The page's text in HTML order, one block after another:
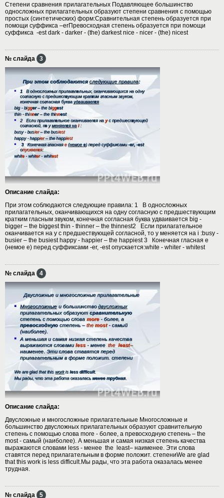
Степени сравнения прилагательных Подавляющее большинство
односложных прилагательных образуют степени сравнения с помощью
простых (синтетических) форм:Сравнительная степень образуется при
помощи суффикса –erПревосходная степень образуется при помощи
суффикса -est dark - darker - (the) darkest nice - nicer - (the) nicest
№ слайда 3
Описание слайда:
При этом соблюдаются следующие правила: 1 В односложных
прилагательных, оканчивающихся на одну согласную с предшествующим
кратким гласным звуком, конечная согласная буква удваивается big -
bigger – the biggest thin - thinner – the thinnest2 Если прилагательное
оканчивается на y с предшествующей согласной, то y меняется на i :busy -
busier – the busiest happy - happier – the happiest 3 Конечная гласная e
(немое e) перед суффиксами -er, -est опускается:white - whiter - whitest
№ слайда 4
Описание слайда:
Двусложные и многосложные прилагательные Многосложные и
большинство двусложных прилагательных образуют сравнительную
степень с помощью слова more - более, а превосходную степень – the
most - самый (наиболее). А меньшая и самая низкая степень качества
выражаются словами less - менее the least– наименее. Эти слова
ставятся перед прилагательным в форме положит. cтепениWe are glad
that this work is less difficult.Мы рады, что эта работа оказалась менее
трудная.
№ слайда 5